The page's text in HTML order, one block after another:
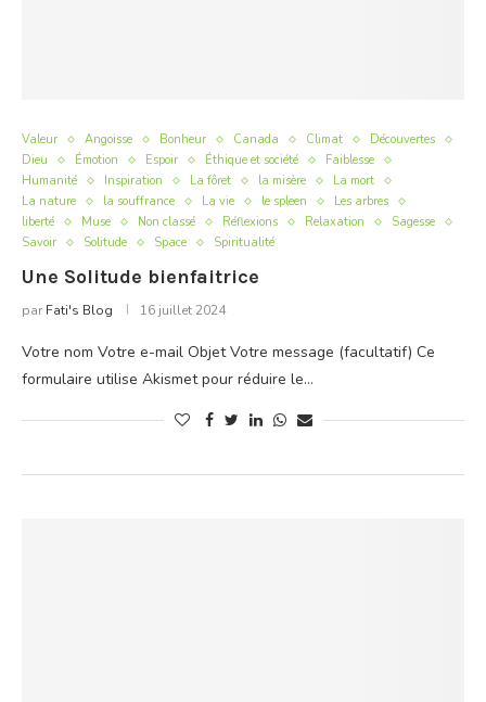
Valeur Angoisse Bonheur Canada Climat
Découvertes
Dieu
Émotion Espoir Éthique et société
Faiblesse
Humanité
Inspiration La fôret la misère
La mort
La nature
la souffrance La vie le spleen
Les arbres
liberté
Muse Non classé Réflexions Relaxation
Sagesse
Savoir
Solitude Space Spiritualité
Une Solitude bienfaitrice
par Fati's Blog 16 juillet 2024
Votre nom Votre e-mail Objet Votre message (facultatif) Ce
formulaire utilise Akismet pour réduire le…